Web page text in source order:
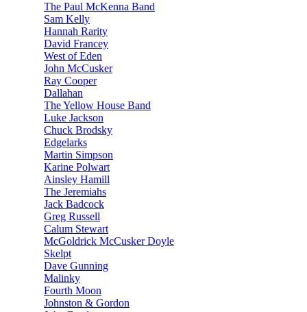
The Paul McKenna Band
Sam Kelly
Hannah Rarity
David Francey
West of Eden
John McCusker
Ray Cooper
Dallahan
The Yellow House Band
Luke Jackson
Chuck Brodsky
Edgelarks
Martin Simpson
Karine Polwart
Ainsley Hamill
The Jeremiahs
Jack Badcock
Greg Russell
Calum Stewart
McGoldrick McCusker Doyle
Skelpt
Dave Gunning
Malinky
Fourth Moon
Johnston & Gordon